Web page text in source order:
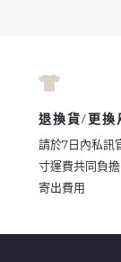
退換貨/更換
請於7日內私
寸運費共同負
寄出費用